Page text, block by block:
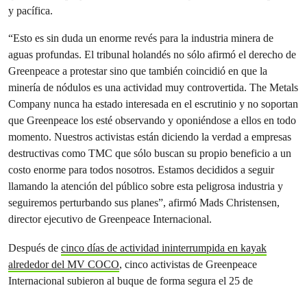
“Esto es sin duda un enorme revés para la industria minera de
aguas profundas. El tribunal holandés no sólo afirmó el derecho de
Greenpeace a protestar sino que también coincidió en que la
minería de nódulos es una actividad muy controvertida. The Metals
Company nunca ha estado interesada en el escrutinio y no soportan
que Greenpeace los esté observando y oponiéndose a ellos en todo
momento. Nuestros activistas están diciendo la verdad a empresas
destructivas como TMC que sólo buscan su propio beneficio a un
costo enorme para todos nosotros. Estamos decididos a seguir
llamando la atención del público sobre esta peligrosa industria y
seguiremos perturbando sus planes”, afirmó Mads Christensen,
director ejecutivo de Greenpeace Internacional.
Después de cinco días de actividad ininterrumpida en kayak
alrededor del MV COCO, cinco activistas de Greenpeace
Internacional subieron al buque de forma segura el 25 de